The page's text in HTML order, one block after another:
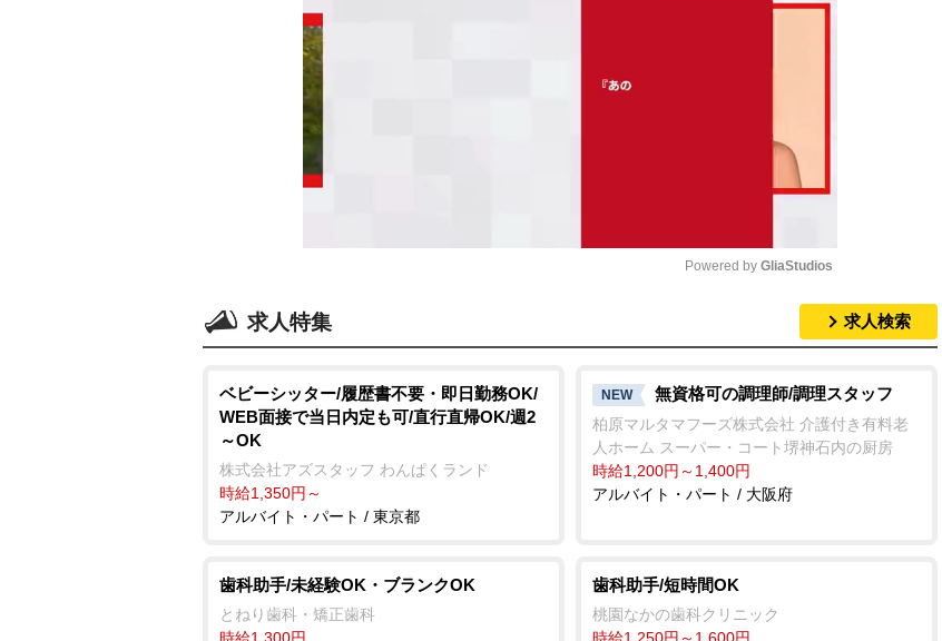
t
e
Powered by GliaStudios
求人特集 求人検索
ベビーシッター/履歴書不要・即日勤務OK/
WEB面接で当日内定も可/直行直帰OK/週2
～OK
株式会社アズスタッフ わんぱくランド
時給1,350円～
アルバイト・パート / 東京都
NEW 無資格可の調理師/調理スタッフ
柏原マルタマフーズ株式会社 介護付き有料老
人ホーム スーパー・コート堺神石内の厨房
時給1,200円～1,400円
アルバイト・パート / 大阪府
歯科助手/未経験OK・ブランクOK
とねり歯科・矯正歯科
歯科助手/短時間OK
桃園なかの歯科クリニック